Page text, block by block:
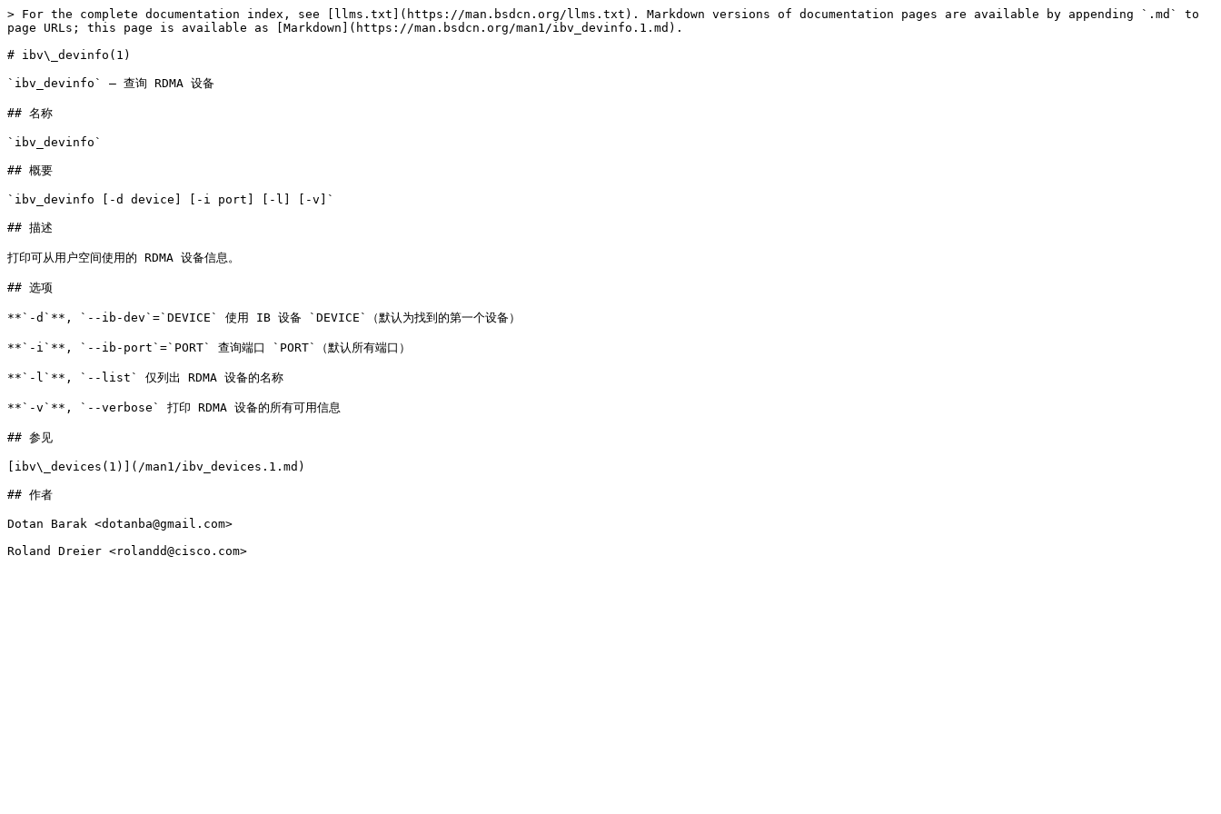
> For the complete documentation index, see [llms.txt](https://man.bsdcn.org/llms.txt). Markdown versions of documentation pages are available by appending `.md` to
page URLs; this page is available as [Markdown](https://man.bsdcn.org/man1/ibv_devinfo.1.md).
# ibv\_devinfo(1)
`ibv_devinfo` — 查询 RDMA 设备
## 名称
`ibv_devinfo`
## 概要
`ibv_devinfo [-d device] [-i port] [-l] [-v]`
## 描述
打印可从用户空间使用的 RDMA 设备信息。
## 选项
**`-d`**, `--ib-dev`=`DEVICE` 使用 IB 设备 `DEVICE`（默认为找到的第一个设备）
**`-i`**, `--ib-port`=`PORT` 查询端口 `PORT`（默认所有端口）
**`-l`**, `--list` 仅列出 RDMA 设备的名称
**`-v`**, `--verbose` 打印 RDMA 设备的所有可用信息
## 参见
[ibv\_devices(1)](/man1/ibv_devices.1.md)
## 作者
Dotan Barak <dotanba@gmail.com>